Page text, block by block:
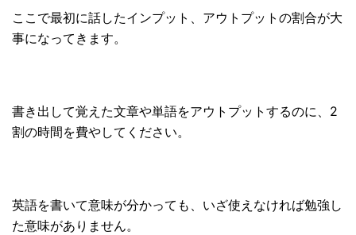
ここで最初に話したインプット、アウトプットの割合が大
事になってきます。
書き出して覚えた文章や単語をアウトプットするのに、2
割の時間を費やしてください。
英語を書いて意味が分かっても、いざ使えなければ勉強し
た意味がありません。